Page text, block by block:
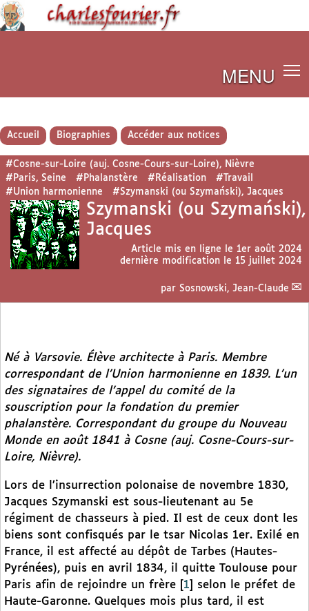
MENU
Accueil Biographies Accéder aux notices
#Cosne-sur-Loire (auj. Cosne-Cours-sur-Loire), Nièvre
#Paris, Seine
#Phalanstère #Réalisation
#Travail
#Union harmonienne
#Szymanski (ou Szymański), Jacques
Szymanski (ou Szymański),
Jacques
Article mis en ligne le 1er août 2024
dernière modification le 15 juillet 2024
par Sosnowski, Jean-Claude
Né à Varsovie. Élève architecte à Paris. Membre
correspondant de l’Union harmonienne en 1839. L’un
des signataires de l’appel du comité de la
souscription pour la fondation du premier
phalanstère. Correspondant du groupe du Nouveau
Mondeen août 1841 à Cosne (auj. Cosne-Cours-sur-
Loire, Nièvre).
Lors de l’insurrection polonaise de novembre 1830,
Jacques Szymanski est sous-lieutenant au 5e
régiment de chasseurs à pied. Il est de ceux dont les
biens sont confisqués par le tsar Nicolas 1er. Exilé en
France, il est affecté au dépôt de Tarbes (Hautes-
Pyrénées), puis en avril 1834, il quitte Toulouse pour
Paris afin de rejoindre un frère
1
selon le préfet de
Haute-Garonne. Quelques mois plus tard, il est